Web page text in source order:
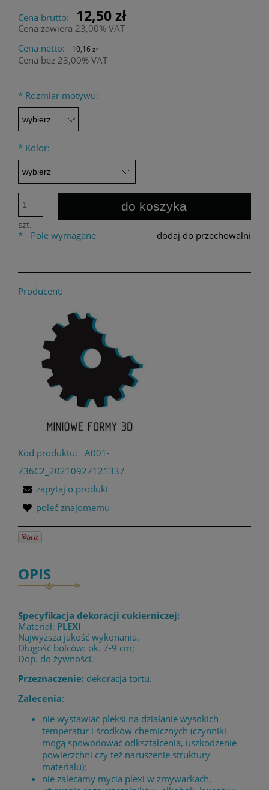
Cena brutto:
12,50 zł
Cena zawiera 23,00% VAT
Cena netto:
10,16 zł
Cena bez 23,00% VAT
* Rozmiar motywu:
* Kolor:
szt.
do koszyka
dodaj do przechowalni
* - Pole wymagane
Producent:
Kod produktu:
A001-
736C2_20210927121337
zapytaj o produkt
poleć znajomemu
OPIS
Specyfikacja dekoracji cukierniczej:
Materiał: PLEXI
Najwyższa jakość wykonania.
Długość bolców: ok. 7-9 cm;
Dop. do żywności.
Przeznaczenie: dekoracja tortu.
Zalecenia:
nie wystawiać pleksi na działanie wysokich
temperatur i środków chemicznych (czynniki
mogą spowodować odkształcenia, uszkodzenie
powierzchni czy też naruszenie struktury
materiału);
nie zalecamy mycia plexi w zmywarkach,